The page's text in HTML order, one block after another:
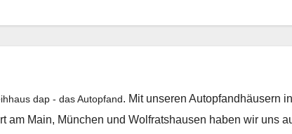
dap - das Autopfand. Mit unseren Autopfandhäusern in
am Main, München und Wolfratshausen haben wir uns